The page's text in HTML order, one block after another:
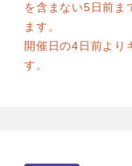
を含まない5日前ま
ます。
開催日の4日前より
す。